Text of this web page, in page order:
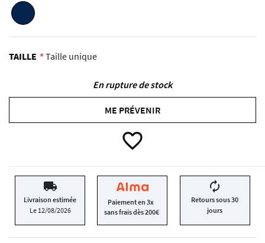
TAILLE Taille unique
En rupture de stock
ME PRÉVENIR
favorite_border
local_shipping
Livraison estimée
Le 12/08/2026
Paiement en 3x
sans frais dès 200€
autorenew
Retours sous 30
jours